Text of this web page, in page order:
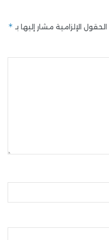
الحقول الإلزامية مشار إليها بـ *